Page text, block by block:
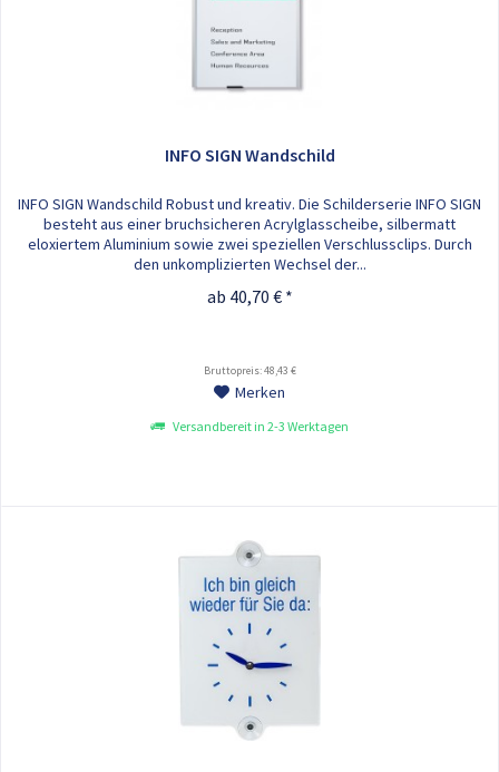
INFO SIGN Wandschild
INFO SIGN Wandschild Robust und kreativ. Die Schilderserie INFO SIGN
besteht aus einer bruchsicheren Acrylglasscheibe, silbermatt
eloxiertem Aluminium sowie zwei speziellen Verschlussclips. Durch
den unkomplizierten Wechsel der...
ab 40,70 € *
Bruttopreis: 48,43 €
Merken
Versandbereit in 2-3 Werktagen